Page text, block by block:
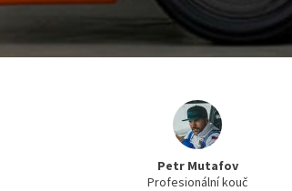
Petr Mutafov
Profesionální kouč